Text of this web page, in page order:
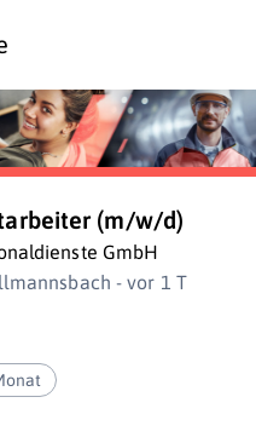
(m/w/d)
GmbH
- vor 1 T